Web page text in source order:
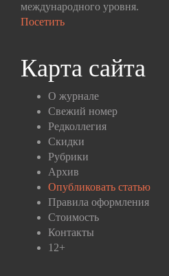
международного уровня.
Посетить
Карта сайта
О журнале
Свежий номер
Редколлегия
Скидки
Рубрики
Архив
Опубликовать статью
Правила оформления
Стоимость
Контакты
12+